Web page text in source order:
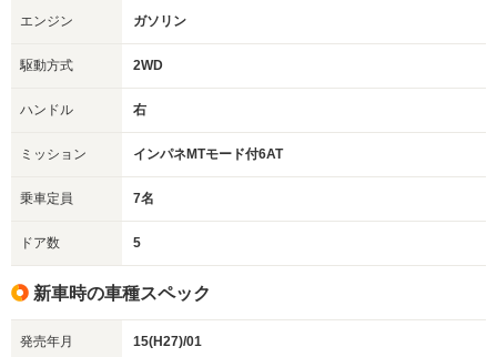
エンジン ガソリン
駆動方式 2WD
ハンドル 右
ミッション インパネMTモード付6AT
乗車定員 7名
ドア数 5
新車時の車種スペック
発売年月 15(H27)/01